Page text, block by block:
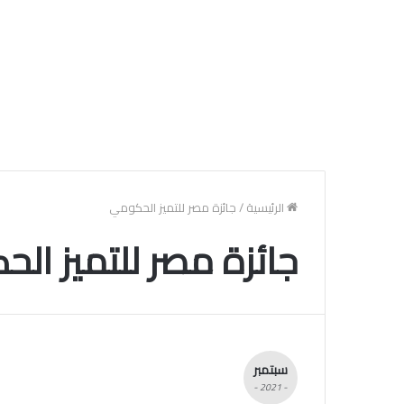
الرئيسية/جائزة مصر للتميز الحكومي
جائزة مصر للتميز
سبتمبر
- 2021 -